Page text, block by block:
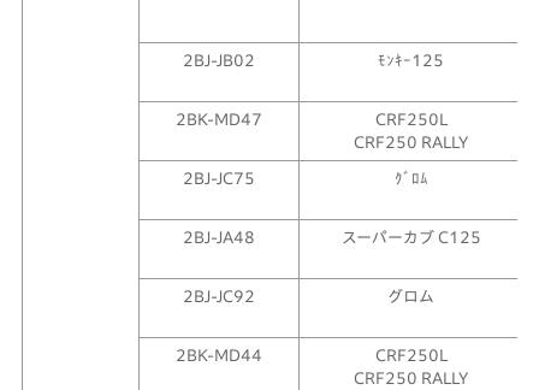
2BJ-JB02 ﾓﾝｷｰ125
2BK-MD47
CRF250L
CRF250 RALLY
2BJ-JC75 ｸﾞﾛﾑ
2BJ-JA48 スーパーカブ C125
2BJ-JC92 グロム
2BK-MD44
CRF250L
CRF250 RALLY